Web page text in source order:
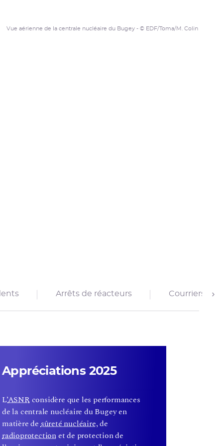
Vue aérienne de la centrale nucléaire du Bugey - © EDF/Toma/M. Colin
ext
Arrêts de réacteurs Courriers de
Appréciations 2025
L’ASNRconsidère que les performances
de la centrale nucléaire du Bugey en
matière desûreté nucléaire, de
radioprotectionet de protection de